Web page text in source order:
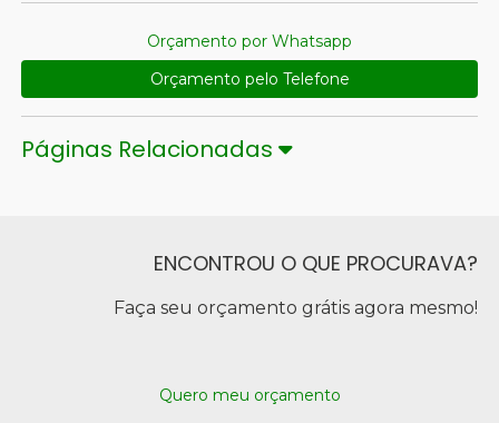
Orçamento por Whatsapp
Orçamento pelo Telefone
Páginas Relacionadas
ENCONTROU O QUE PROCURAVA?
Faça seu orçamento grátis agora mesmo!
Quero meu orçamento